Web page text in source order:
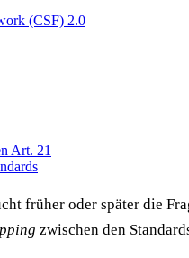
(CSF) 2.0
Art. 21
früher oder später die
zwischen den